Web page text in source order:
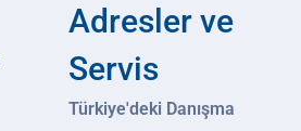
Adresler ve
Servis
Türkiye'deki Danışma